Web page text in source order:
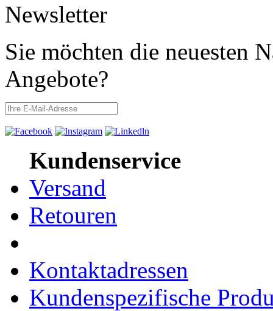
Newsletter
Sie möchten die neuesten
Angebote?
Kundenservice
Versand
Retouren
Kontaktadressen
Kundenspezifische